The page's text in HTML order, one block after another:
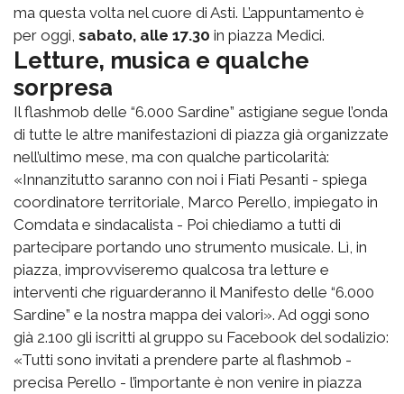
ma questa volta nel cuore di Asti. L’appuntamento è
per oggi, sabato, alle 17.30 in piazza Medici.
Letture, musica e qualche
sorpresa
Il flashmob delle “6.000 Sardine” astigiane segue l’onda
di tutte le altre manifestazioni di piazza già organizzate
nell’ultimo mese, ma con qualche particolarità:
«Innanzitutto saranno con noi i Fiati Pesanti - spiega
coordinatore territoriale, Marco Perello, impiegato in
Comdata e sindacalista - Poi chiediamo a tutti di
partecipare portando uno strumento musicale. Lì, in
piazza, improvviseremo qualcosa tra letture e
interventi che riguarderanno il Manifesto delle “6.000
Sardine” e la nostra mappa dei valori». Ad oggi sono
già 2.100 gli iscritti al gruppo su Facebook del sodalizio:
«Tutti sono invitati a prendere parte al flashmob -
precisa Perello - l’importante è non venire in piazza